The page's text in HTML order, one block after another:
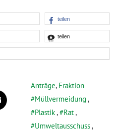
teilen
teilen
Anträge, Fraktion
Müllvermeidung ,
Plastik, Rat,
Umweltausschuss,